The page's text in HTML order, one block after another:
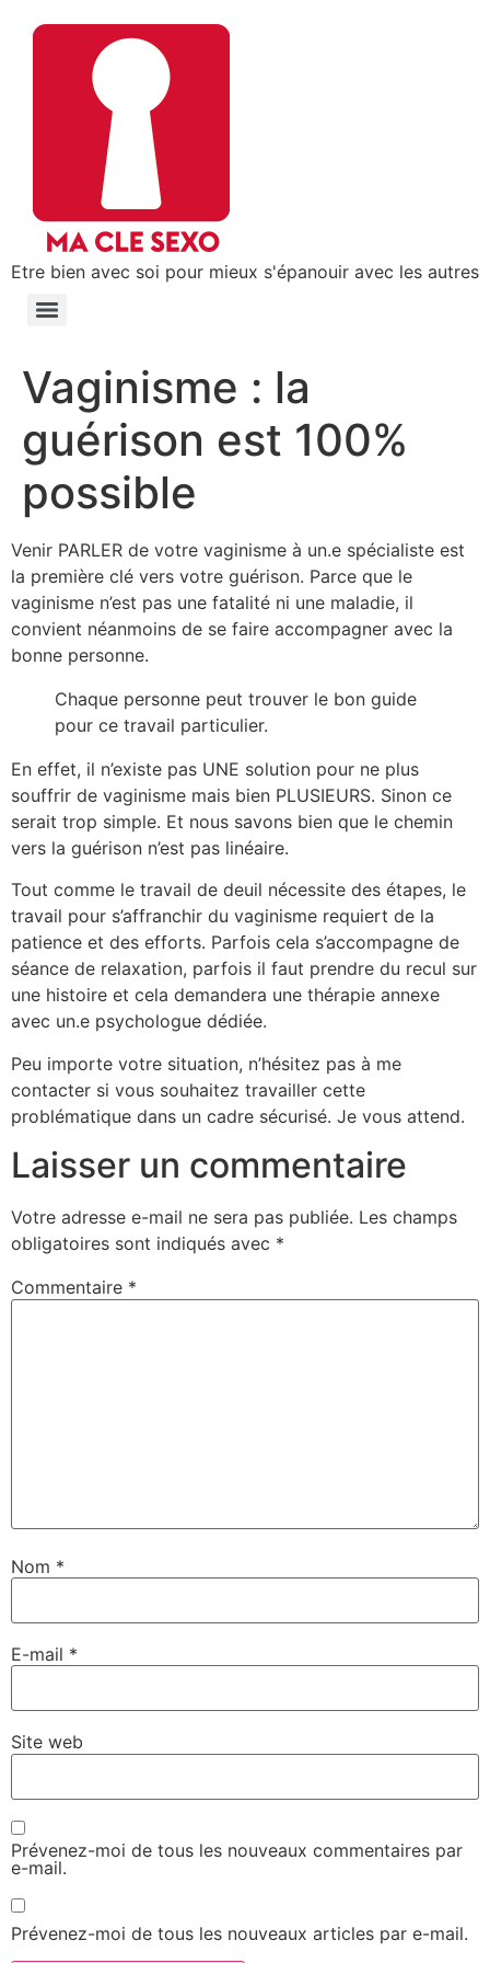
Etre bien avec soi pour mieux s'épanouir avec les autres
Vaginisme : la
guérison est 100%
possible
Venir PARLER de votre vaginisme à un.e spécialiste est
la première clé vers votre guérison. Parce que le
vaginisme n’est pas une fatalité ni une maladie, il
convient néanmoins de se faire accompagner avec la
bonne personne.
Chaque personne peut trouver le bon guide
pour ce travail particulier.
En effet, il n’existe pas UNE solution pour ne plus
souffrir de vaginisme mais bien PLUSIEURS. Sinon ce
serait trop simple. Et nous savons bien que le chemin
vers la guérison n’est pas linéaire.
Tout comme le travail de deuil nécessite des étapes, le
travail pour s’affranchir du vaginisme requiert de la
patience et des efforts. Parfois cela s’accompagne de
séance de relaxation, parfois il faut prendre du recul sur
une histoire et cela demandera une thérapie annexe
avec un.e psychologue dédiée.
Peu importe votre situation, n’hésitez pas à me
contacter si vous souhaitez travailler cette
problématique dans un cadre sécurisé. Je vous attend.
Laisser un commentaire
Votre adresse e-mail ne sera pas publiée. Les champs
obligatoires sont indiqués avec *
Commentaire *
Nom *
E-mail *
Site web
Prévenez-moi de tous les nouveaux commentaires par
e-mail.
Prévenez-moi de tous les nouveaux articles par e-mail.